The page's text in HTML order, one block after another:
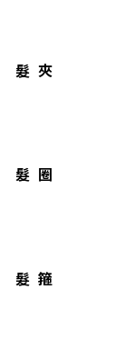
夾
圈
箍